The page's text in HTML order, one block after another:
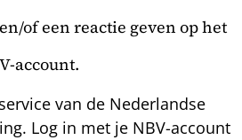
of een reactie geven op het
account.
van de Nederlandse
Log in met je NBV-account